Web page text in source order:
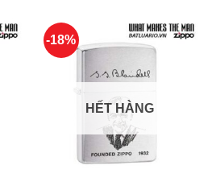
-18%
HẾT HÀNG